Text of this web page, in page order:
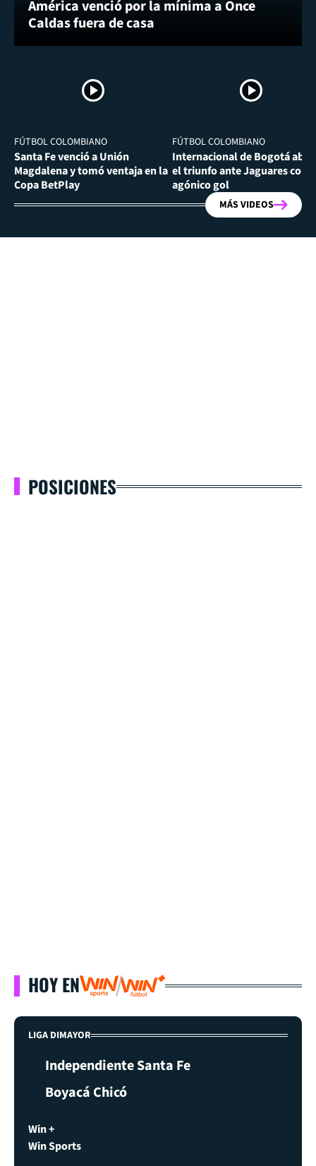
América venció por la mínima a Once
Caldas fuera de casa
FÚTBOL COLOMBIANO
Santa Fe venció a Unión
Magdalena y tomó ventaja en la
Copa BetPlay
FÚTBOL COLOMBIANO
Internacional de Bogotá
el triunfo ante Jaguares con
agónico gol
MÁS VIDEOS
POSICIONES
HOY EN
LIGA DIMAYOR
Independiente Santa Fe
Boyacá Chicó
Win +
Win Sports